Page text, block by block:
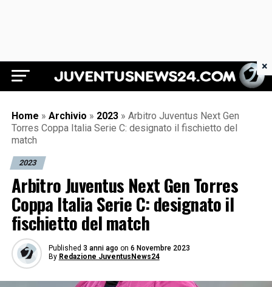
Juventus News 24
Home » Archivio » 2023 » Arbitro Juventus Next Gen
Torres Coppa Italia Serie C: designato il fischietto del
match
2023
Arbitro Juventus Next Gen Torres
Coppa Italia Serie C: designato il
fischietto del match
Published 3 anni ago on 6 Novembre 2023
By Redazione JuventusNews24
×